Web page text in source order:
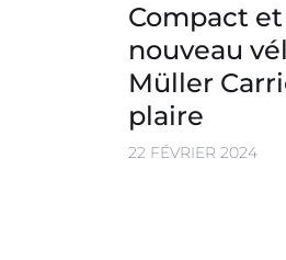
Compact
nouveau
Müller
plaire
22 FÉVRIER 2024